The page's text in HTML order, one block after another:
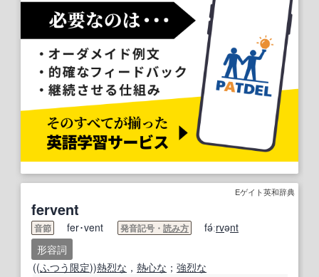
Eゲイト英和辞典
fervent
音節 fer･vent 発音記号・ 読み方 fə́ːrvənt
形容詞
((ふつう限定))熱烈な ， 熱心な ； 強烈な